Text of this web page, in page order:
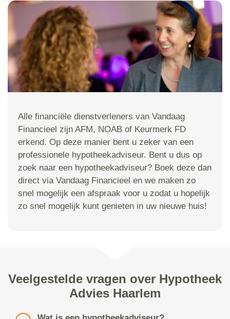
Alle financiële dienstverleners van Vandaag
Financieel zijn AFM, NOAB of Keurmerk FD
erkend. Op deze manier bent u zeker van een
professionele hypotheekadviseur. Bent u dus op
zoek naar een hypotheekadviseur? Boek deze dan
direct via Vandaag Financieel en we maken zo
snel mogelijk een afspraak voor u zodat u hopelijk
zo snel mogelijk kunt genieten in uw nieuwe huis!
Veelgestelde vragen over Hypotheek
Advies Haarlem